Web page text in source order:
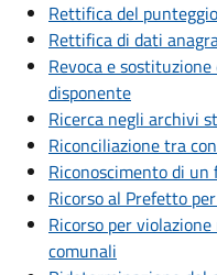
Rettifica del
Rettifica di dati
Revoca e
disponente
Ricerca negli archivi
Riconciliazione tra
Riconoscimento di
Ricorso al Prefetto
Ricorso per
comunali